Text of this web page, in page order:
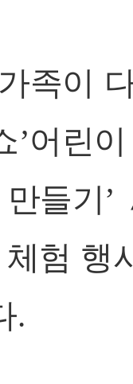
족이
’어린
들기’
체험
.